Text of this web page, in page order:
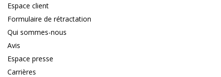
Espace client
Formulaire de rétractation
Qui sommes-nous
Avis
Espace presse
Carrières